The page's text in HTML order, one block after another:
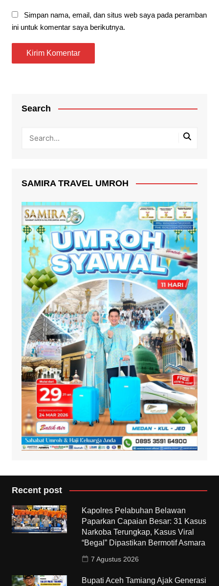
Simpan nama, email, dan situs web saya pada peramban
ini untuk komentar saya berikutnya.
Search
SAMIRA TRAVEL UMROH
Recent post
Kapolres Pelabuhan Belawan
Paparkan Capaian Besar: 31 Kasus
Narkoba Terungkap, Kasus Viral
“Begal” Dipastikan Bermotif Asmara
7 Agustus 2026
Bupati Aceh Tamiang Ajak Generasi